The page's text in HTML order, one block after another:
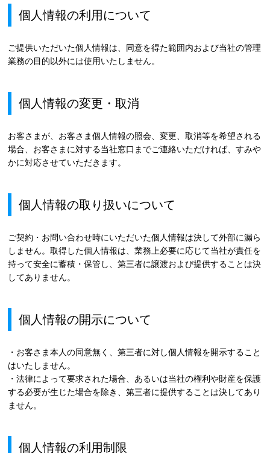
個人情報の利用について
ご提供いただいた個人情報は、同意を得た範囲内および当社の管理
業務の目的以外には使用いたしません。
個人情報の変更・取消
お客さまが、お客さま個人情報の照会、変更、取消等を希望される
場合、お客さまに対する当社窓口までご連絡いただければ、すみや
かに対応させていただきます。
個人情報の取り扱いについて
ご契約・お問い合わせ時にいただいた個人情報は決して外部に漏ら
しません。取得した個人情報は、業務上必要に応じて当社が責任を
持って安全に蓄積・保管し、第三者に譲渡および提供することは決
してありません。
個人情報の開示について
・お客さま本人の同意無く、第三者に対し個人情報を開示すること
はいたしません。
・法律によって要求された場合、あるいは当社の権利や財産を保護
する必要が生じた場合を除き、第三者に提供することは決してあり
ません。
個人情報の利用制限